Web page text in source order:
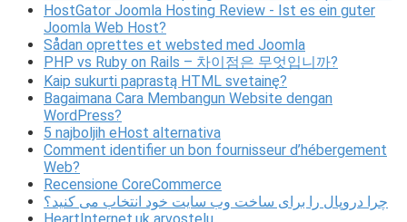
HostGator Joomla Hosting Review - Ist es ein guter
Joomla Web Host?
Sådan oprettes et websted med Joomla
PHP vs Ruby on Rails – 차이점은 무엇입니까?
Kaip sukurti paprastą HTML svetainę?
Bagaimana Cara Membangun Website dengan
WordPress?
5 najboljih eHost alternativa
Comment identifier un bon fournisseur d’hébergement
Web?
Recensione CoreCommerce
چرا دروپال را برای ساخت وب سایت خود انتخاب می کنید؟
HeartInternet.uk arvostelu